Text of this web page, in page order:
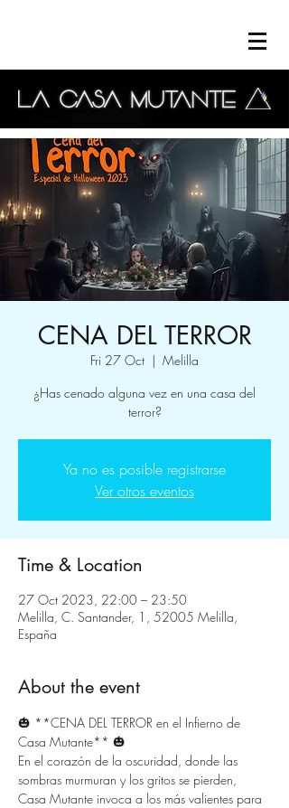
CENA DEL TERROR
Fri 27 Oct
  |
Melilla
¿Has cenado alguna vez en una casa del
terror?
Ya no es posible registrarse
Ver otros eventos
Time & Location
27 Oct 2023, 22:00 – 23:50
Melilla, C. Santander, 1, 52005 Melilla,
España
About the event
🎃 **CENA DEL TERROR en el Infierno de
Casa Mutante** 🎃
En el corazón de la oscuridad, donde las
sombras murmuran y los gritos se pierden,
Casa Mutante invoca a los más valientes para